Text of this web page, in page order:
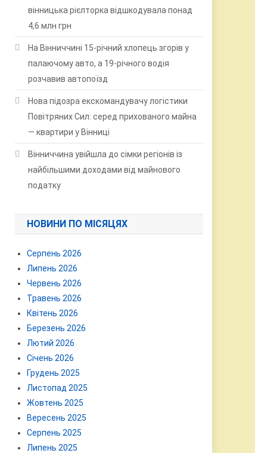
вінницька рієлторка відшкодувала понад
4,6 млн грн
На Вінниччині 15-річний хлопець згорів у
палаючому авто, а 19-річного водія
розчавив автопоїзд
Нова підозра екскомандувачу логістики
Повітряних Сил: серед прихованого майна
— квартири у Вінниці
Вінниччина увійшла до сімки регіонів із
найбільшими доходами від майнового
податку
НОВИНИ ПО МІСЯЦЯХ
Серпень 2026
Липень 2026
Червень 2026
Травень 2026
Квітень 2026
Березень 2026
Лютий 2026
Січень 2026
Грудень 2025
Листопад 2025
Жовтень 2025
Вересень 2025
Серпень 2025
Липень 2025